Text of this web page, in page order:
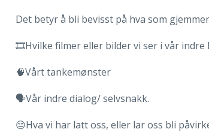
‎‎‎Det betyr å bli bevisst på hva som
🎞Hvilke filmer eller bilder vi ser i vår indre
🧠Vårt tankemønster
🗣Vår indre dialog/ selvsnakk.
😔Hva vi har latt oss, eller lar oss bli